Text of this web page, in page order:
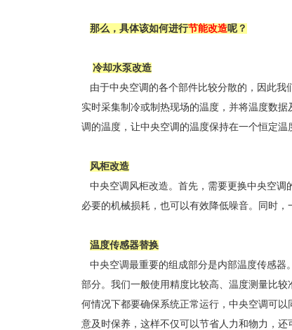
那么，具体该如何进行节能改造呢？
冷却水泵改造
由于中央空调的各个部件比较分散的，因此我
实时采集制冷或制热现场的温度，并将温度数
调的温度，让中央空调的温度保持在一个恒定温
风柜改造
中央空调风柜改造。首先，需要更换中央空调
必要的机械损耗，也可以有效降低噪音。同时
温度传感器替换
中央空调最重要的组成部分是内部温度传感器
部分。我们一般使用精度比较高、温度测量比
何情况下都要确保系统正常运行，中央空调可
意及时保养，这样不仅可以节省人力和物力，还